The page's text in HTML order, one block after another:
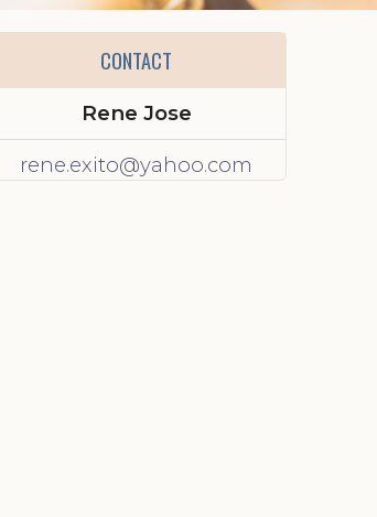
CONTACT
Rene Jose
rene.exito@yahoo.com